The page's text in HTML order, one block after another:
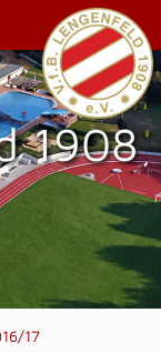
1908
17